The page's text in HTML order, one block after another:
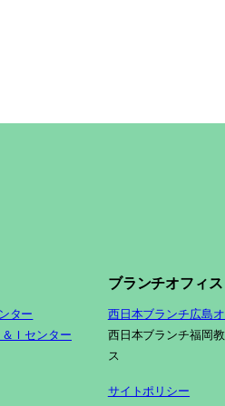
ター
Ｉセンター
ブランチオフィス
西日本ブランチ広島
西日本ブランチ福岡
ス
サイトポリシー